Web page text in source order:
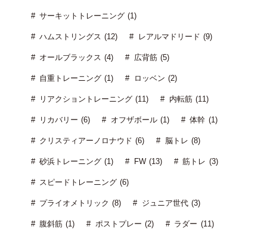
サーキットトレーニング (1)
ハムストリングス (12) レアルマドリード (9)
オールブラックス (4) 広背筋 (5)
自重トレーニング (1) ロッベン (2)
リアクショントレーニング (11) 内転筋 (11)
リカバリー (6) オフザボール (1) 体幹 (1)
クリスティアーノロナウド (6) 脳トレ (8)
砂浜トレーニング (1) FW (13) 筋トレ (3)
スピードトレーニング (6)
プライオメトリック (8) ジュニア世代 (3)
腹斜筋 (1) ポストプレー (2) ラダー (11)